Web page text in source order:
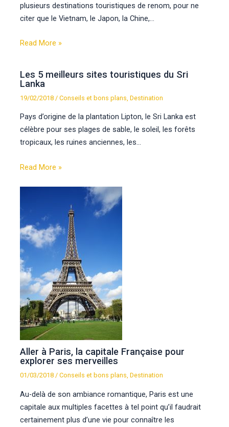
plusieurs destinations touristiques de renom, pour ne
citer que le Vietnam, le Japon, la Chine,…
Read More »
Les 5 meilleurs sites touristiques du Sri
Lanka
19/02/2018 /Conseils et bons plans ,Destination
Pays d’origine de la plantation Lipton, le Sri Lanka est
célèbre pour ses plages de sable, le soleil, les forêts
tropicaux, les ruines anciennes, les…
Read More »
Aller à Paris, la capitale Française pour
explorer ses merveilles
01/03/2018/Conseils et bons plans,Destination
Au-delà de son ambiance romantique, Paris est une
capitale aux multiples facettes à tel point qu’il faudrait
certainement plus d’une vie pour connaître les